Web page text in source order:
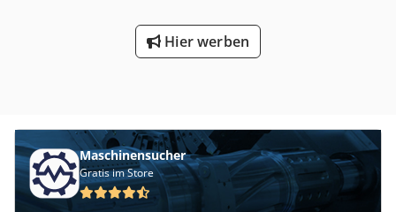
Dampf. Baujahr 2018. Kapazität: 600 Liter Csdpjytgm Asfx
Ahaorf Material: Edelstahl AISI 316
Hier werben
Maschinensucher
Gratis im Store